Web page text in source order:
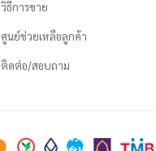
วิธีการขาย
ศูนย์ช่วยเหลือลูกค้า
ติดต่อ/สอบถาม